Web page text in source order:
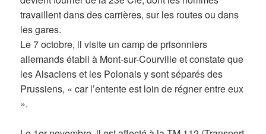
travaillent dans des carrières, sur les routes ou dans
les gares.
Le 7 octobre, il visite un camp de prisonniers
allemands établi à Mont-sur-Courville et constate que
les Alsaciens et les Polonais y sont séparés des
Prussiens, « car l’entente est loin de régner entre eux
».